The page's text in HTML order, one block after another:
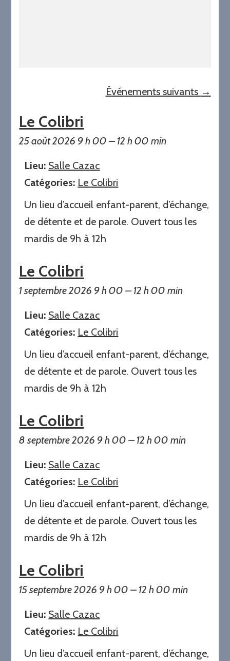
Événements suivants →
Le Colibri
25 août 2026 9 h 00 –12 h 00 min
Lieu: Salle Cazac
Catégories: Le Colibri
Un lieu d’accueil enfant-parent, d’échange,
de détente et de parole. Ouvert tous les
mardis de 9h à 12h
Le Colibri
1 septembre 2026 9 h 00 –12 h 00 min
Lieu: Salle Cazac
Catégories: Le Colibri
Un lieu d’accueil enfant-parent, d’échange,
de détente et de parole. Ouvert tous les
mardis de 9h à 12h
Le Colibri
8 septembre 2026 9 h 00 –12 h 00 min
Lieu: Salle Cazac
Catégories: Le Colibri
Un lieu d’accueil enfant-parent, d’échange,
de détente et de parole. Ouvert tous les
mardis de 9h à 12h
Le Colibri
15 septembre 2026 9 h 00 –12 h 00 min
Lieu: Salle Cazac
Catégories: Le Colibri
Un lieu d’accueil enfant-parent, d’échange,